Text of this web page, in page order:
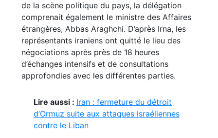
de la scène politique du pays, la délégation
comprenait également le ministre des Affaires
étrangères, Abbas Araghchi. D’après Irna, les
représentants iraniens ont quitté le lieu des
négociations après près de 18 heures
d’échanges intensifs et de consultations
approfondies avec les différentes parties.
Lire aussi : Iran : fermeture du détroit
d’Ormuz suite aux attaques israéliennes
contre le Liban